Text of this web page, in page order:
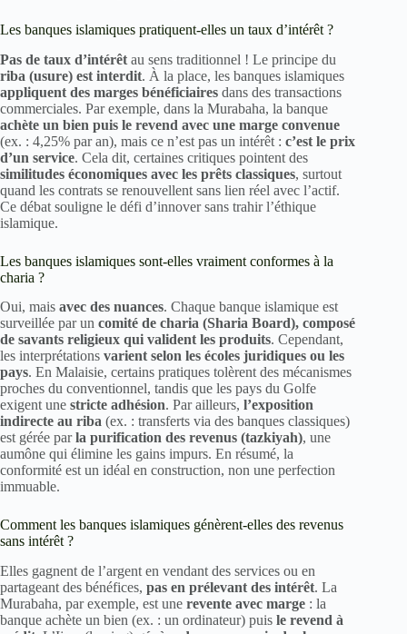
Les banques islamiques pratiquent-elles un taux d’intérêt ?
Pas de taux d’intérêt au sens traditionnel ! Le principe du
riba (usure) est interdit. À la place, les banques islamiques
appliquent des marges bénéficiaires dans des transactions
commerciales. Par exemple, dans la Murabaha, la banque
achète un bien puis le revend avec une marge convenue
(ex. : 4,25% par an), mais ce n’est pas un intérêt : c’est le prix
d’un service. Cela dit, certaines critiques pointent des
similitudes économiques avec les prêts classiques, surtout
quand les contrats se renouvellent sans lien réel avec l’actif.
Ce débat souligne le défi d’innover sans trahir l’éthique
islamique.
Les banques islamiques sont-elles vraiment conformes à la
charia ?
Oui, mais avec des nuances. Chaque banque islamique est
surveillée par un comité de charia (Sharia Board), composé
de savants religieux qui valident les produits. Cependant,
les interprétations varient selon les écoles juridiques ou les
pays. En Malaisie, certains pratiques tolèrent des mécanismes
proches du conventionnel, tandis que les pays du Golfe
exigent une stricte adhésion. Par ailleurs, l’exposition
indirecte au riba (ex. : transferts via des banques classiques)
est gérée parla purification des revenus (tazkiyah), une
aumône qui élimine les gains impurs. En résumé, la
conformité est un idéal en construction, non une perfection
immuable.
Comment les banques islamiques génèrent-elles des revenus
sans intérêt ?
Elles gagnent de l’argent en vendant des services ou en
partageant des bénéfices, pas en prélevant des intérêt. La
Murabaha, par exemple, est une revente avec marge : la
banque achète un bien (ex. : un ordinateur) puis le revend à